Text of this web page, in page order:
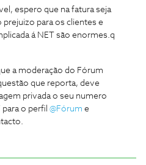
espero que na fatura seja
para os clientes e
á NET são enormes.q
a moderação do Fórum
que reporta, deve
privada o seu numero
o perfil @Fórum e